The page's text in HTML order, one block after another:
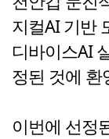
지컬AI 기반
디바이스AI
정된 것에 환
이번에 선정